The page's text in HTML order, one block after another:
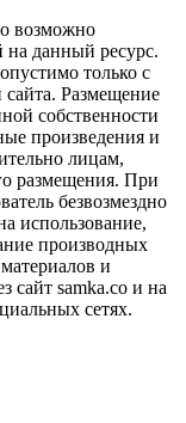
возможно
на данный ресурс.
только с
Размещение
собственности
произведения и
лицам,
размещения. При
безвозмездно
использование,
производных
и
сайт samka.co и на
сетях.